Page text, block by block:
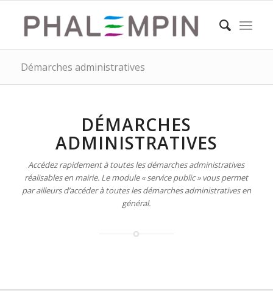
Démarches administratives
DÉMARCHES
ADMINISTRATIVES
Accédez rapidement à toutes les démarches administratives
réalisables en mairie. Le module « service public » vous permet
par ailleurs d’accéder à toutes les démarches administratives en
général.